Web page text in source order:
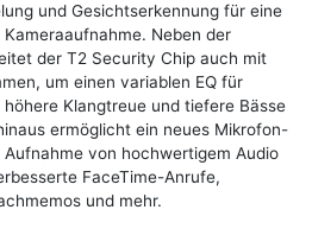
und Gesichtserkennung für eine
Neben der
der T2 Security Chip auch mit
um einen variablen EQ für
Klangtreue und tiefere Bässe
ermöglicht ein neues Mikrofon-
von hochwertigem Audio
FaceTime-Anrufe,
und mehr.